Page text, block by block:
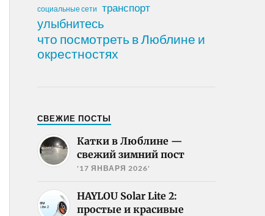
социальные сети транспорт
улыбнитесь
что посмотреть в Люблине и
окрестностях
СВЕЖИЕ ПОСТЫ
Катки в Люблине —
свежий зимний пост
'17 ЯНВАРЯ 2026'
HAYLOU Solar Lite 2:
простые и красивые